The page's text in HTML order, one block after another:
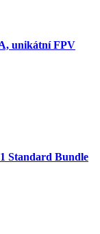
unikátní FPV
Standard Bundle